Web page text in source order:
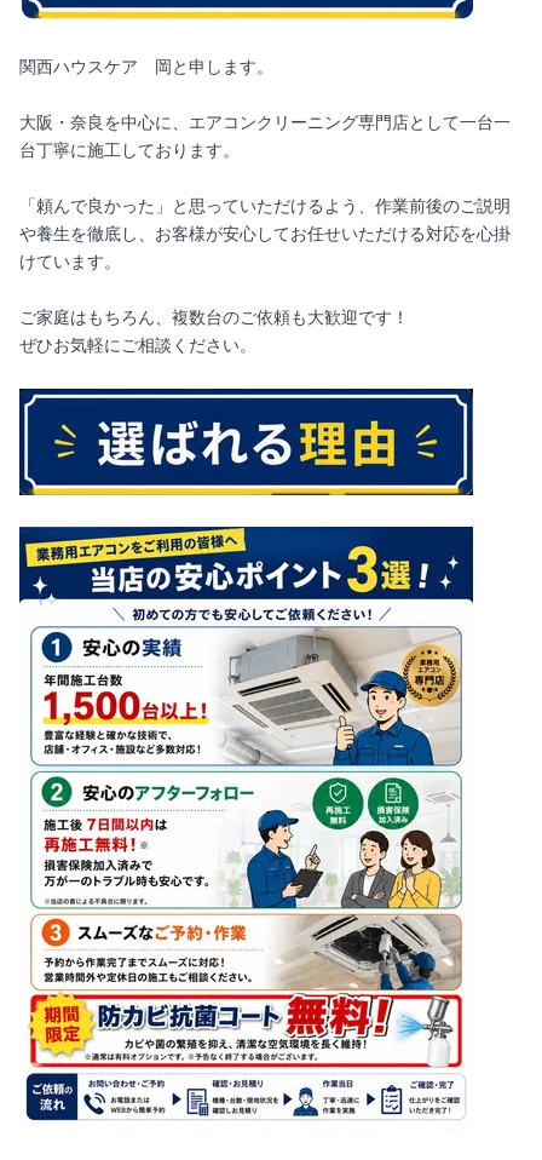
関西ハウスケア 岡と申します。
大阪・奈良を中心に、エアコンクリーニング専門店として一台一
台丁寧に施工しております。
「頼んで良かった」と思っていただけるよう、作業前後のご説明
や養生を徹底し、お客様が安心してお任せいただける対応を心掛
けています。
ご家庭はもちろん、複数台のご依頼も大歓迎です！
ぜひお気軽にご相談ください。